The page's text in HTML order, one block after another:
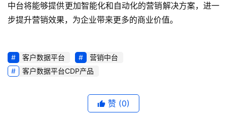
中台将能够提供更加智能化和自动化的营销解决方案，进一
步提升营销效果，为企业带来更多的商业价值。
客户数据平台
营销中台
客户数据平台CDP产品
赞 (0)